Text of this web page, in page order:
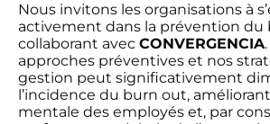
Nous invitons les organisations à
activement dans la prévention du
collaborant avec CONVERGENCIA
approches préventives et nos
gestion peut significativement
l’incidence du burn out,
mentale des employés et, par